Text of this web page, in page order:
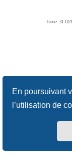
En poursuivant
l’utilisation de
Time: